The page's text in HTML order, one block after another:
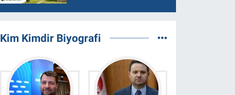
Dönüme İndirildi
Kim Kimdir Biyografi